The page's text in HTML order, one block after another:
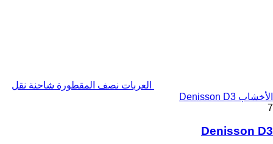
العربات نصف المقطورة شاحنة نقل
الأخشاب Denisson D3
7
Denisson D3